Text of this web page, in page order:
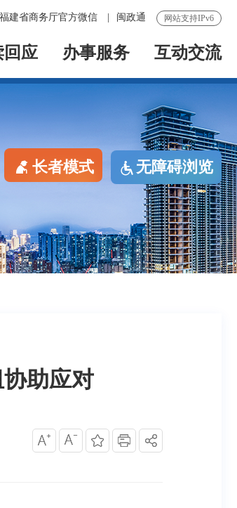
网站支持IPv6
福建省商务厅官方微信 闽政通
回应 办事服务 互动交流
长者模式 无障碍浏览
助应对